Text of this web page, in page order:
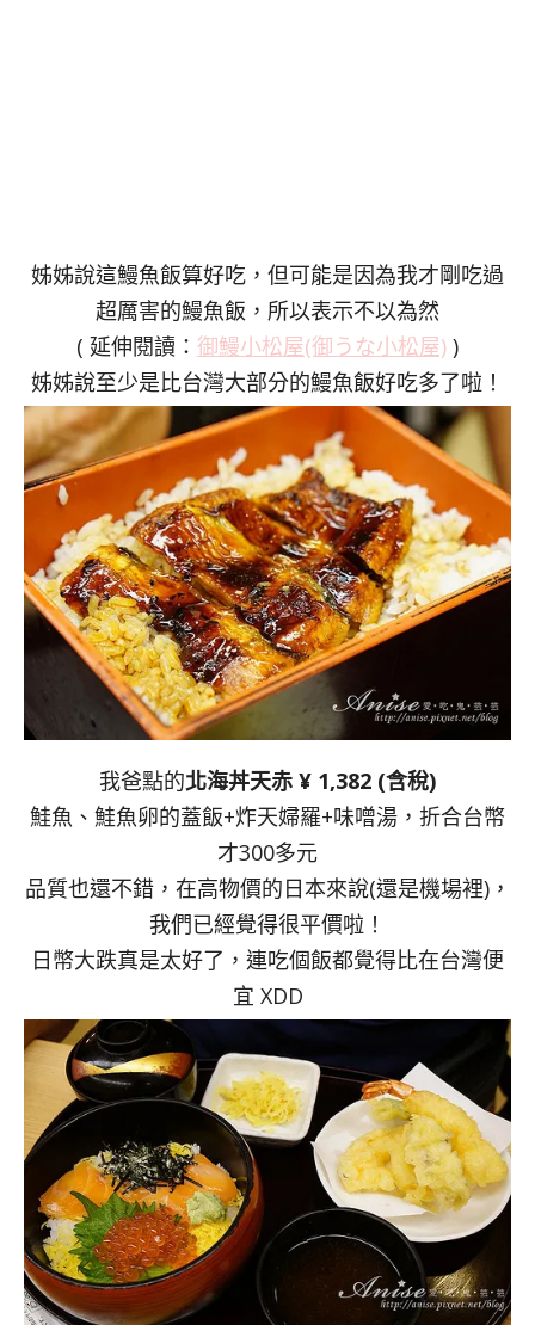
姊姊說這鰻魚飯算好吃，但可能是因為我才剛吃過
超厲害的鰻魚飯，所以表示不以為然
( 延伸閱讀： 御鰻小松屋(御うな小松屋) )
姊姊說至少是比台灣大部分的鰻魚飯好吃多了啦！
我爸點的北海丼天赤 ¥ 1,382 (含稅)
鮭魚、鮭魚卵的蓋飯+炸天婦羅+味噌湯，折合台幣
才300多元
品質也還不錯，在高物價的日本來說(還是機場裡)，
我們已經覺得很平價啦！
日幣大跌真是太好了，連吃個飯都覺得比在台灣便
宜 XDD